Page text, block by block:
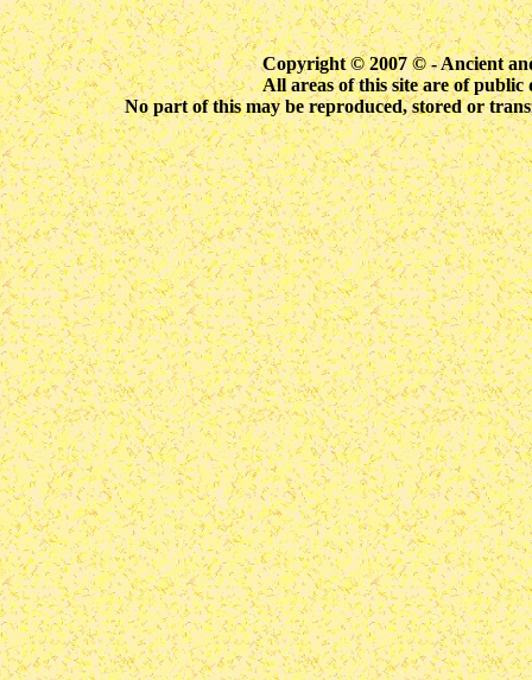
Copyright © 2007 © -Ancient
All areas of this site are of public
No part of this may be reproduced, stored or